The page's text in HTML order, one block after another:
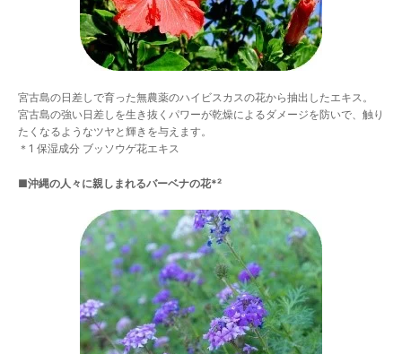
宮古島の日差しで育った無農薬のハイビスカスの花から抽出したエキス。
宮古島の強い日差しを生き抜くパワーが乾燥によるダメージを防いで、触り
たくなるようなツヤと輝きを与えます。
＊1 保湿成分 ブッソウゲ花エキス
■沖縄の人々に親しまれるバーベナの花*²